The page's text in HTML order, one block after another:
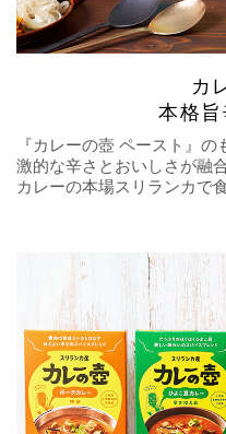
カ
本格旨
『カレーの壺 ペースト』
激的な辛さとおいしさが融
カレーの本場スリランカで